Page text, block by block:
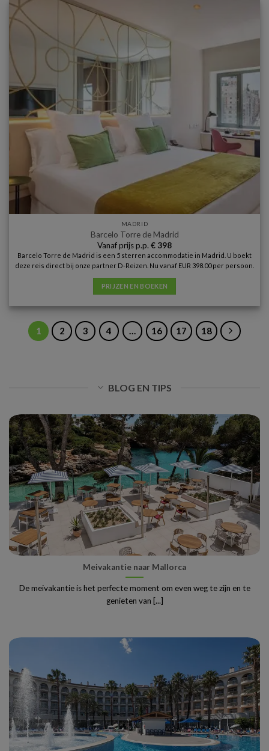
MADRID
Barcelo Torre de Madrid
Vanaf prijs p.p. € 398
Barcelo Torre de Madrid is een 5 sterren accommodatie in Madrid. U boekt
deze reis direct bij onze partner D-Reizen. Nu vanaf EUR 398.00 per persoon.
PRIJZEN EN BOEKEN
1 2 3 4 16 17 18
BLOG EN TIPS
Meivakantie naar Mallorca
De meivakantie is het perfecte moment om even weg te zijn en te
genieten van [...]